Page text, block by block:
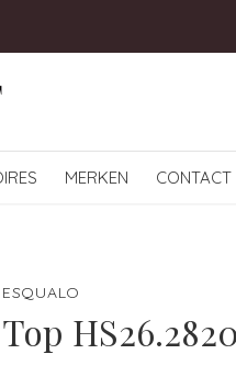
MERKEN CONTACT
ESQUALO
Top